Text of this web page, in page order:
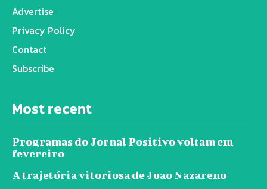
Advertise
Privacy Policy
Contact
Subscribe
Most recent
Programas do Jornal Positivo voltam em
fevereiro
A trajetória vitoriosa de João Nazareno